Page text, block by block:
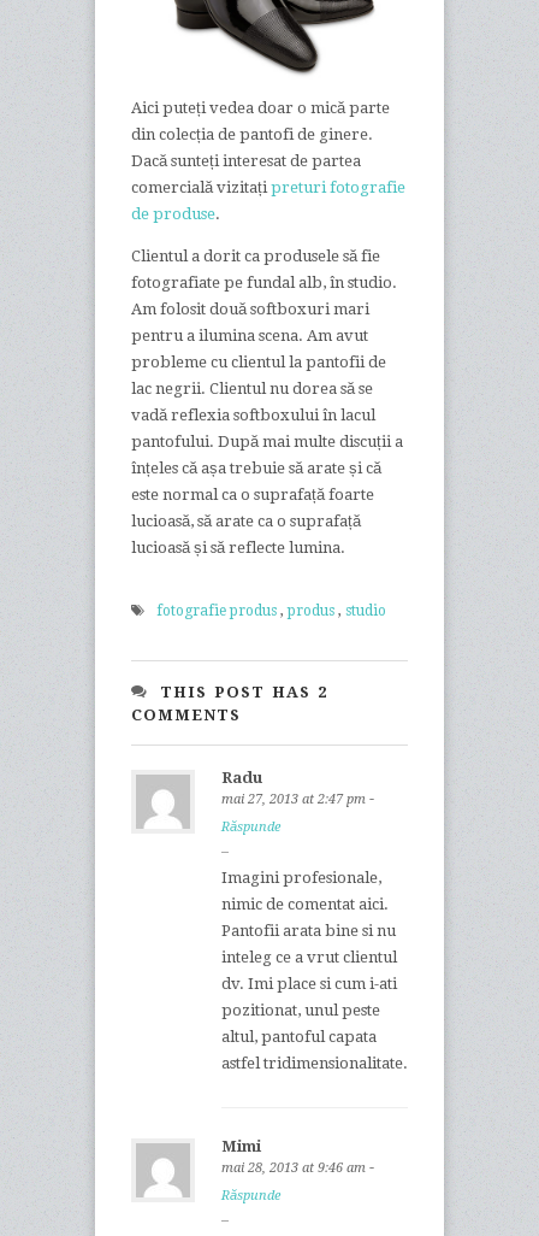
Aici puteți vedea doar o mică parte
din colecția de pantofi de ginere.
Dacă sunteți interesat de partea
comercială vizitațipreturi fotografie
de produse.
Clientul a dorit ca produsele să fie
fotografiate pe fundal alb, în studio.
Am folosit două softboxuri mari
pentru a ilumina scena. Am avut
probleme cu clientul la pantofii de
lac negrii. Clientul nu dorea să se
vadă reflexia softboxului în lacul
pantofului. După mai multe discuții a
înțeles că așa trebuie să arate și că
este normal ca o suprafață foarte
lucioasă, să arate ca o suprafață
lucioasă și să reflecte lumina.
fotografie produs ,produs , studio
THIS POST HAS 2
COMMENTS
Radu
mai 27, 2013 at 2:47 pm -
Răspunde
Imagini profesionale,
nimic de comentat aici.
Pantofii arata bine si nu
inteleg ce a vrut clientul
dv. Imi place si cum i-ati
pozitionat, unul peste
altul, pantoful capata
astfel tridimensionalitate.
Mimi
mai 28, 2013 at 9:46 am -
Răspunde